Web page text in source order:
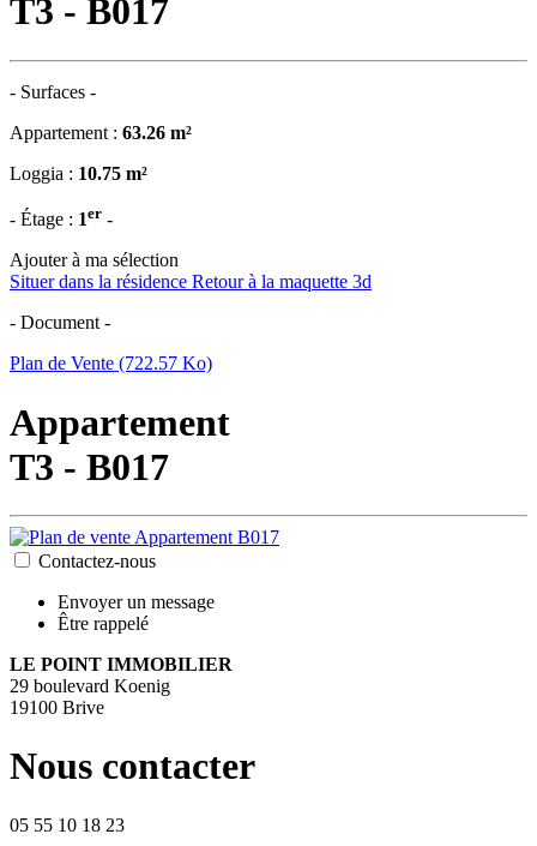
T3 - B017
- Surfaces -
Appartement : 63.26 m²
Loggia : 10.75 m²
- Étage : 1er -
Ajouter à ma sélection
Situer dans la résidence Retour à la maquette 3d
- Document -
Plan de Vente (722.57 Ko)
Appartement
T3 - B017
Contactez-nous
Envoyer un message
Être rappelé
LE POINT IMMOBILIER
29 boulevard Koenig
19100 Brive
Nous contacter
05 55 10 18 23